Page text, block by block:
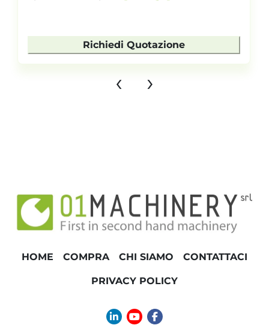
Richiedi Quotazione
‹ ›
HOME COMPRA CHI SIAMO CONTATTACI
PRIVACY POLICY
linkedinyoutubefacebook